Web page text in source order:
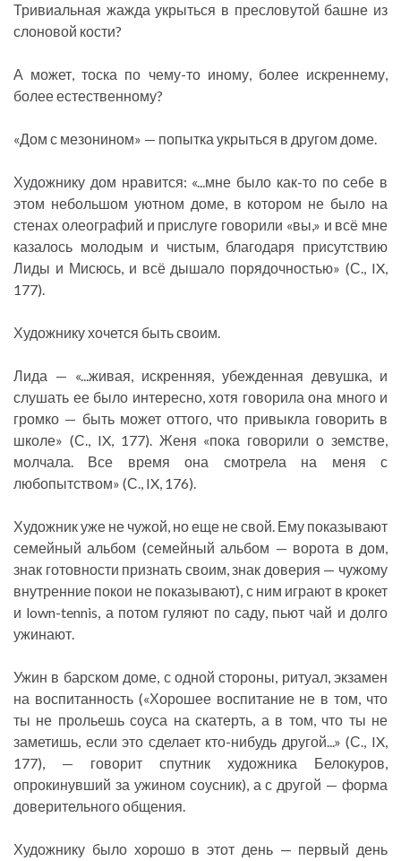
Тривиальная жажда укрыться в пресловутой башне из
слоновой кости?
А может, тоска по чему-то иному, более искреннему,
более естественному?
«Дом с мезонином» — попытка укрыться в другом доме.
Художнику дом нравится: «...мне было как-то по себе в
этом небольшом уютном доме, в котором не было на
стенах олеографий и прислуге говорили «вы,» и всё мне
казалось молодым и чистым, благодаря присутствию
Лиды и Мисюсь, и всё дышало порядочностью» (С., IX,
177).
Художнику хочется быть своим.
Лида — «...живая, искренняя, убежденная девушка, и
слушать ее было интересно, хотя говорила она много и
громко — быть может оттого, что привыкла говорить в
школе» (С., IX, 177). Женя «пока говорили о земстве,
молчала. Все время она смотрела на меня с
любопытством» (С., IX, 176).
Художник уже не чужой, но еще не свой. Ему показывают
семейный альбом (семейный альбом — ворота в дом,
знак готовности признать своим, знак доверия — чужому
внутренние покои не показывают), с ним играют в крокет
и lown-tennis, а потом гуляют по саду, пьют чай и долго
ужинают.
Ужин в барском доме, с одной стороны, ритуал, экзамен
на воспитанность («Хорошее воспитание не в том, что
ты не прольешь соуса на скатерть, а в том, что ты не
заметишь, если это сделает кто-нибудь другой...» (С., IX,
177), — говорит спутник художника Белокуров,
опрокинувший за ужином соусник), а с другой — форма
доверительного общения.
Художнику было хорошо в этот день — первый день